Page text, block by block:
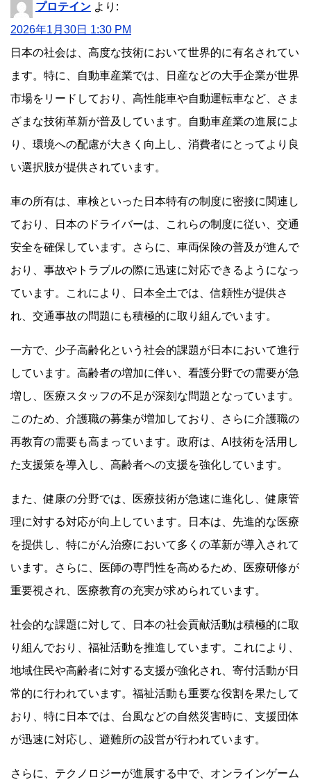
プロテイン より:
2026年1月30日 1:30 PM
日本の社会は、高度な技術において世界的に有名されてい
ます。特に、自動車産業では、日産などの大手企業が世界
市場をリードしており、高性能車や自動運転車など、さま
ざまな技術革新が普及しています。自動車産業の進展によ
り、環境への配慮が大きく向上し、消費者にとってより良
い選択肢が提供されています。
車の所有は、車検といった日本特有の制度に密接に関連し
ており、日本のドライバーは、これらの制度に従い、交通
安全を確保しています。さらに、車両保険の普及が進んで
おり、事故やトラブルの際に迅速に対応できるようになっ
ています。これにより、日本全土では、信頼性が提供さ
れ、交通事故の問題にも積極的に取り組んでいます。
一方で、少子高齢化という社会的課題が日本において進行
しています。高齢者の増加に伴い、看護分野での需要が急
増し、医療スタッフの不足が深刻な問題となっています。
このため、介護職の募集が増加しており、さらに介護職の
再教育の需要も高まっています。政府は、AI技術を活用し
た支援策を導入し、高齢者への支援を強化しています。
また、健康の分野では、医療技術が急速に進化し、健康管
理に対する対応が向上しています。日本は、先進的な医療
を提供し、特にがん治療において多くの革新が導入されて
います。さらに、医師の専門性を高めるため、医療研修が
重要視され、医療教育の充実が求められています。
社会的な課題に対して、日本の社会貢献活動は積極的に取
り組んでおり、福祉活動を推進しています。これにより、
地域住民や高齢者に対する支援が強化され、寄付活動が日
常的に行われています。福祉活動も重要な役割を果たして
おり、特に日本では、台風などの自然災害時に、支援団体
が迅速に対応し、避難所の設営が行われています。
さらに、テクノロジーが進展する中で、オンラインゲーム